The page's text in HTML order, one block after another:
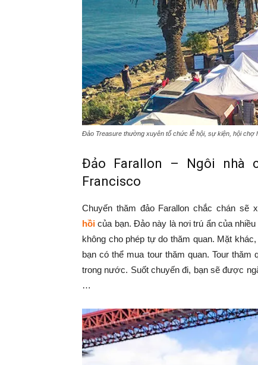
Đảo Treasure thường xuyên tổ chức lễ hội, sự kiện, hội chợ
Đảo Farallon – Ngôi nhà
Francisco
Chuyến thăm đảo Farallon chắc chán sẽ
hồi của bạn. Đảo này là nơi trú ẩn của
không cho phép tự do thăm quan. Mặt
bạn có thể mua tour thăm quan. Tour
trong nước. Suốt chuyến đi, bạn sẽ được
…